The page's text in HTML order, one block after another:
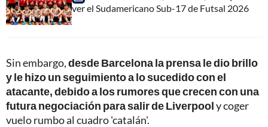
ver el Sudamericano Sub-17 de Futsal 2026
Sin embargo,desde Barcelona la prensa le dio brillo
y le hizo un seguimiento a lo sucedido con el
atacante, debido a los rumores que crecen con una
futura negociación para salir de Liverpooly coger
vuelo rumbo al cuadro 'catalán'.